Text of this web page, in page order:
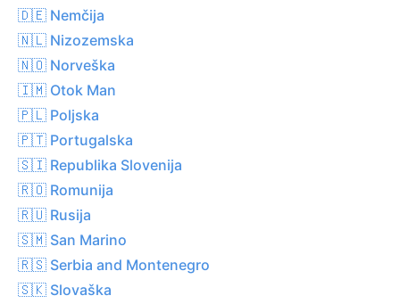
🇩🇪 Nemčija
🇳🇱 Nizozemska
🇳🇴 Norveška
🇮🇲 Otok Man
🇵🇱 Poljska
🇵🇹 Portugalska
🇸🇮 Republika Slovenija
🇷🇴 Romunija
🇷🇺 Rusija
🇸🇲 San Marino
🇷🇸 Serbia and Montenegro
🇸🇰 Slovaška